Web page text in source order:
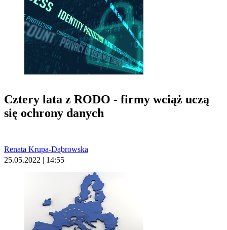
Cztery lata z RODO - firmy wciąż uczą
się ochrony danych
Renata Krupa-Dąbrowska
25.05.2022 | 14:55